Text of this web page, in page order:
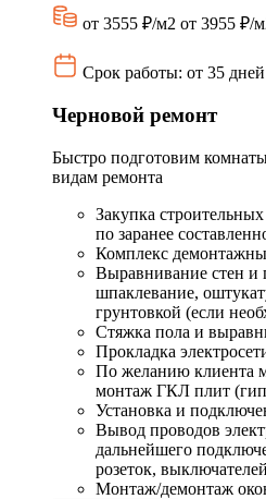
от 3555 ₽/м2 от 3955 ₽/
Срок работы: от 35 дней
Черновой ремонт
Быстро подготовим
видам ремонта
Закупка
по заранее
Комплекс
Выравнивание стен и
шпаклевание,
грунтовкой (если
Стяжка пола и
Прокладка
По желанию клиента
монтаж ГКЛ плит
Установка и
Вывод проводов
дальнейшего
розеток,
Монтаж/демонтаж